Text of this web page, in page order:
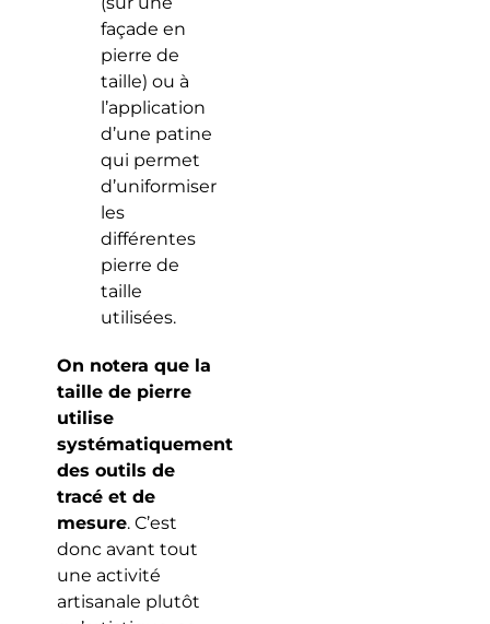
façade en
pierre de
taille) ou à
l’application
d’une patine
qui permet
d’uniformiser
les
différentes
pierre de
taille
utilisées.
On notera que la
taille de pierre
utilise
systématiquement
des outils de
tracé et de
mesure. C’est
donc avant tout
une activité
artisanale plutôt